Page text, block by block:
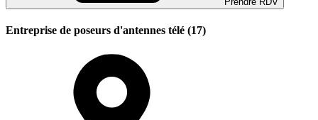
Entreprise de poseurs d'antennes télé (17)